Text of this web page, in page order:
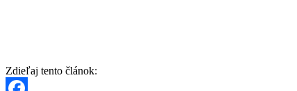
Zdieľaj tento článok: